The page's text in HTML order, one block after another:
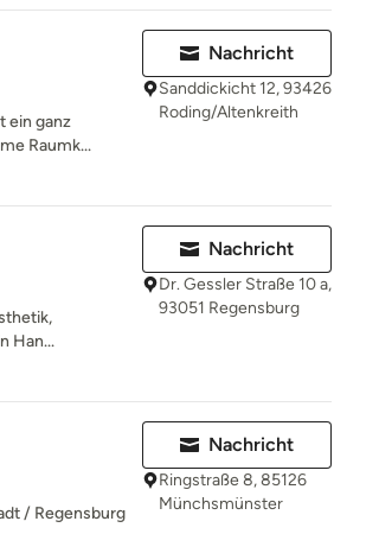
ein ganz
Raumk...
Nachricht
Sanddickicht 12, 93426
Roding/Altenkreith
Han...
Nachricht
Dr. Gessler Straße 10 a,
93051 Regensburg
/ Regensburg
Nachricht
Ringstraße 8, 85126
Münchsmünster